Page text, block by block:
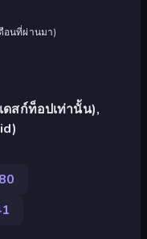
อนที่ผ่านมา)
ดสก์ท็อปเท่านั้น),